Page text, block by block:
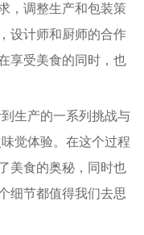
，调整生产和包装策
设计师和厨师的合作
享受美食的同时，也
生产的一系列挑战与
觉体验。在这个过程
美食的奥秘，同时也
细节都值得我们去思